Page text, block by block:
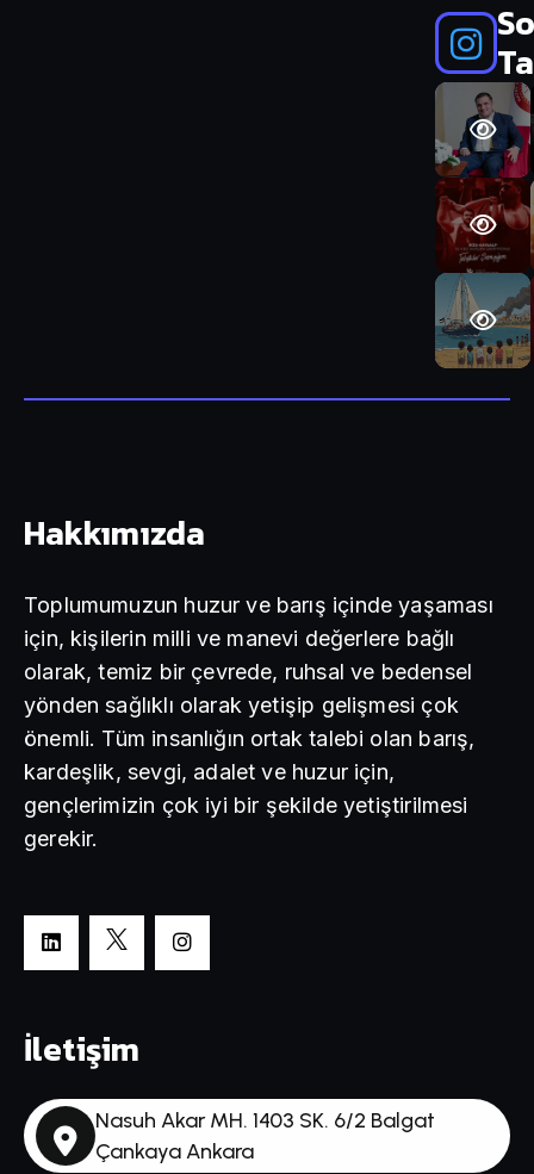
Hakkımızda
Toplumumuzun huzur ve barış içinde yaşaması
için, kişilerin milli ve manevi değerlere bağlı
olarak, temiz bir çevrede, ruhsal ve bedensel
yönden sağlıklı olarak yetişip gelişmesi çok
önemli. Tüm insanlığın ortak talebi olan barış,
kardeşlik, sevgi, adalet ve huzur için,
gençlerimizin çok iyi bir şekilde yetiştirilmesi
gerekir.
İletişim
Nasuh Akar MH. 1403 SK. 6/2 Balgat
Çankaya Ankara